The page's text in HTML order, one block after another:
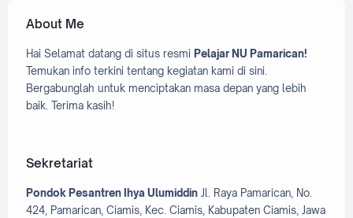
IPPNU
Kaderisasi
Ke-Aswajaan 1
Kegiatan
Lambang IPNU
Lomba 2
About Me
Hai Selamat datang di situs resmi Pelajar NU Pamarican!
Temukan info terkini tentang kegiatan kami di sini.
Bergabunglah untuk menciptakan masa depan yang lebih
baik. Terima kasih!
Sekretariat
Pondok Pesantren Ihya UlumiddinJl. Raya Pamarican, No.
424, Pamarican, Ciamis, Kec. Ciamis, Kabupaten Ciamis, Jawa